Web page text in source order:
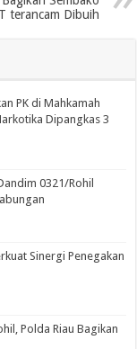
terancam Dibuih
PK di Mahkamah
Dipangkas 3
0321/Rohil
Sinergi Penegakan
Polda Riau Bagikan